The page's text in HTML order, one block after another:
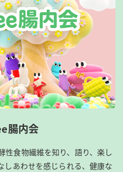
腸内会
性食物繊維を知り、語り、楽し
しあわせを感じられる、健康な